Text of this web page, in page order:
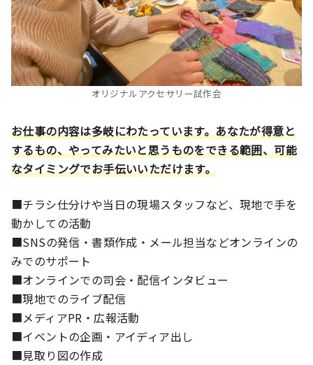
オリジナルアクセサリー試作会
お仕事の内容は多岐にわたっています。あなたが得意と
するもの、やってみたいと思うものをできる範囲、可能
なタイミングでお手伝いいただけます。
■チラシ仕分けや当日の現場スタッフなど、現地で手を
動かしての活動
■SNSの発信・書類作成・メール担当などオンラインの
みでのサポート
■オンラインでの司会・配信インタビュー
■現地でのライブ配信
■メディアPR・広報活動
■イベントの企画・アイディア出し
■見取り図の作成